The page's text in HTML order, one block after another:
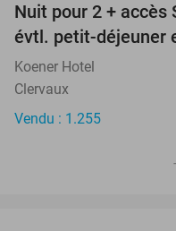
Nuit pour 2 + accès
évtl. petit-déjeuner
Koener Hotel
Clervaux
Vendu : 1.255